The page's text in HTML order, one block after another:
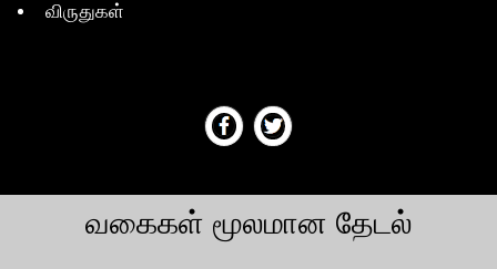
விருதுகள்
வகைகள் மூலமான தேடல்